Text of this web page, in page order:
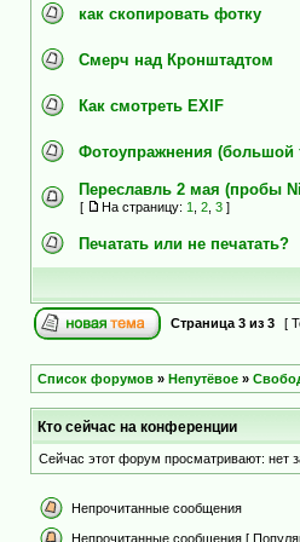
как скопировать фотку
Смерч над Кронштадтом
Как смотреть EXIF
Фотоупражнения (большой
Переславль 2 мая (пробы
[ На страницу: 1 2 3 ]
Печатать или не печатать?
Страница 3 из 3 [
Список форумов » Непутёвое »
Кто сейчас на конференции
Сейчас этот форум просматривают: нет
Непрочитанные сообщения
Непрочитанные сообщения [